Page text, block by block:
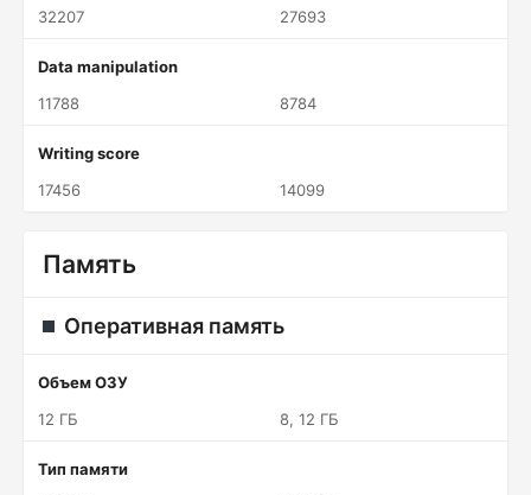
32207
27693
Data manipulation
11788
8784
Writing score
17456
14099
Память
Оперативная память
Объем ОЗУ
12 ГБ
8, 12 ГБ
Тип памяти